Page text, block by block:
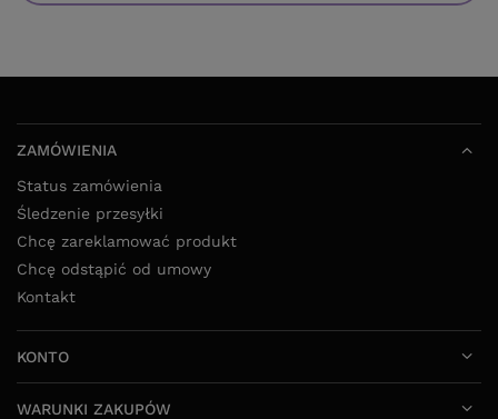
ZAMÓWIENIA
Status zamówienia
Śledzenie przesyłki
Chcę zareklamować produkt
Chcę odstąpić od umowy
Kontakt
KONTO
WARUNKI ZAKUPÓW